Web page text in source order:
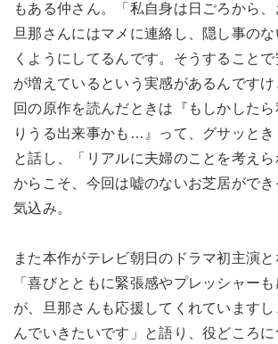
もある仲さん。「私自身は日ごろから
旦那さんにはマメに連絡し、隠し事の
くようにしてるんです。そうすること
が増えているという実感があるんです
回の原作を読んだときは『もしかしたら
りうる出来事かも…』って、グサッとき
と話し、「リアルに夫婦のことを考え
からこそ、今回は嘘のないお芝居がで
気込み。
また本作がテレビ朝日のドラマ初主演と
「喜びとともに緊張感やプレッシャー
が、旦那さんも応援してくれています
んでいきたいです」と語り、役どころ